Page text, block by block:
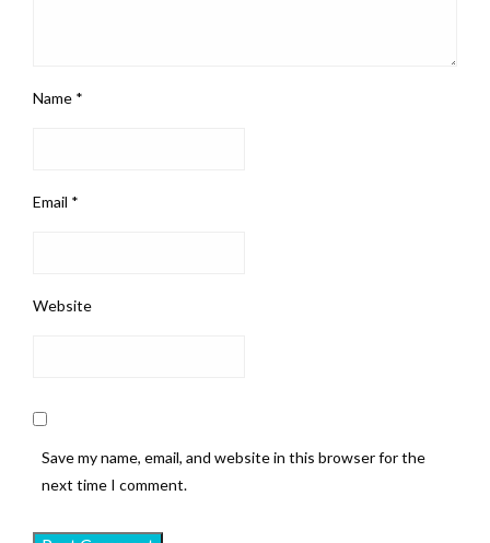
Name *
Email *
Website
Save my name, email, and website in this browser for the
next time I comment.